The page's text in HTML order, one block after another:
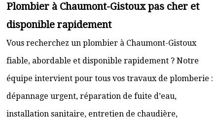
Plombier à Chaumont-Gistoux pas cher et
disponible rapidement
Vous recherchez un plombier à Chaumont-Gistoux
fiable, abordable et disponible rapidement ? Notre
équipe intervient pour tous vos travaux de plomberie :
dépannage urgent, réparation de fuite d’eau,
installation sanitaire, entretien de chaudière,